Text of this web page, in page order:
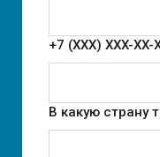
+7 (XXX) XXX-XX-
В какую страну